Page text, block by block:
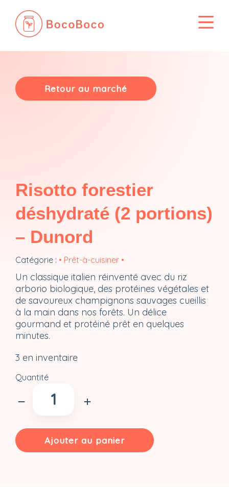
contenu
Retour au marché
Risotto forestier
déshydraté (2 portions)
– Dunord
Catégorie : • Prêt-à-cuisiner •
Un classique italien réinventé avec du riz
arborio biologique, des protéines végétales et
de savoureux champignons sauvages cueillis
à la main dans nos forêts. Un délice
gourmand et protéiné prêt en quelques
minutes.
3 en inventaire
Quantité
forestier
déshydraté
(2
Ajouter au panier